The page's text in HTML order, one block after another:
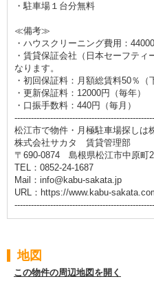
・駐車場１台分無料
≪備考≫
・ハウスクリーニング費用：
・賃貸保証会社（日本セーフティ
なります。
・初回保証料：月額総賃料50％（
・更新保証料：12000円（毎年）
・口振手数料：440円（毎月）
松江市で物件・月極駐車場探しは
株式会社サカタ 賃貸管理部
〒690-0874 島根県松江市中原町
TEL：0852-24-1687
Mail：info@kabu-sakata.jp
URL：https://www.kabu-
地図
この物件の周辺地図を開く